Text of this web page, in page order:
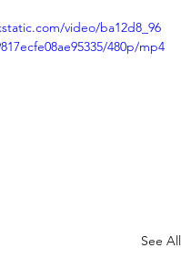
video/ba12d8_96
480p/mp4
See All